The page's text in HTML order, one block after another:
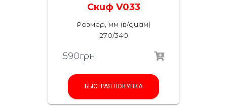
Скиф V033
Размер, мм (в/диам)
270/340
590грн.
БЫСТРАЯ ПОКУПКА